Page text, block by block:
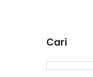
Cari